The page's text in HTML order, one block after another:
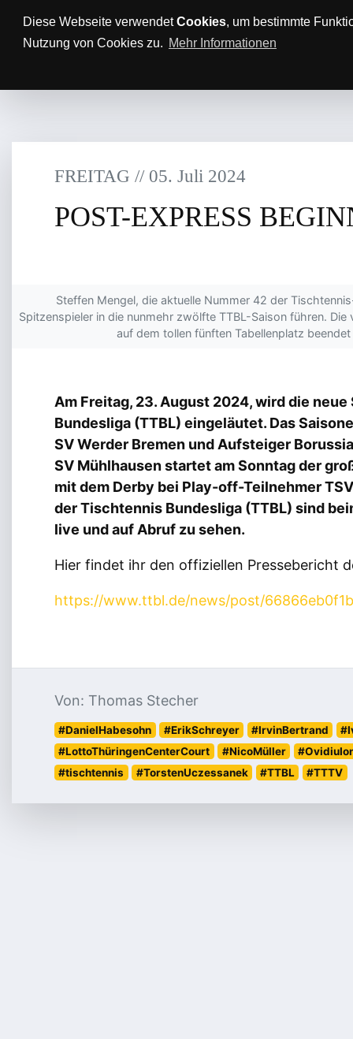
Diese Webseite verwendetCookies, um bestimmte
Nutzung von Cookies zu. Mehr Informationen
Anfahrt/Parkplätze Impressum Datenschutz
FREITAG // 05. Juli 2024
POST-EXPRESS
Steffen Mengel, die aktuelle Nummer 42 der
Spitzenspieler in die nunmehr zwölfte TTBL-Saison führen.
auf dem tollen fünften Tabellenplatz
Am Freitag, 23. August 2024, wird die
Bundesliga (TTBL) eingeläutet. Das
SV Werder Bremen und Aufsteiger
SV Mühlhausen startet am Sonntag der
mit dem Derby bei Play-off-Teilnehmer
der Tischtennis Bundesliga (TTBL) sind
live und auf Abruf zu sehen.
Hier findet ihr den offiziellen Pressebericht
https://www.ttbl.de/news/post/
Von: Thomas Stecher
#DanielHabesohn #ErikSchreyer #IrvinBertrand
#LottoThüringenCenterCourt
#NicoMüller
#tischtennis
#TorstenUczessanek #TTBL #TTTV